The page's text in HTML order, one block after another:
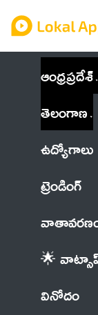
ఆంధ్రప్రదేశ్
తెలంగాణ
ఉద్యోగాలు
ట్రెండింగ్
🌟
వినోదం